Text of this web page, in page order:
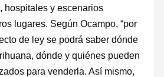
hospitales y escenarios
lugares. Según Ocampo, “por
de ley se podrá saber dónde
dónde y quiénes pueden
para venderla. Así mismo,